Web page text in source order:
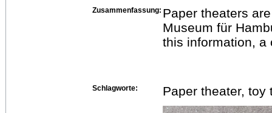
Zusammenfassung: Paper theaters
Museum für
this information, a
Schlagworte: Paper theater,